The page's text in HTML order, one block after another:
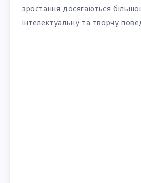
зростання досягаються
інтелектуальну та творчу